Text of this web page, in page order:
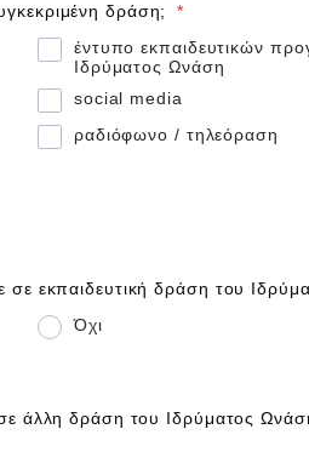
δράση;
*
έντυπο εκπαιδευτικών
Ιδρύματος Ωνάση
social media
ραδιόφωνο / τηλεόραση
εκπαιδευτική δράση του
Όχι
άλλη δράση του Ιδρύματος